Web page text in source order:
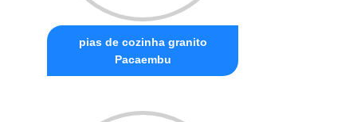
pias de cozinha granito
Pacaembu